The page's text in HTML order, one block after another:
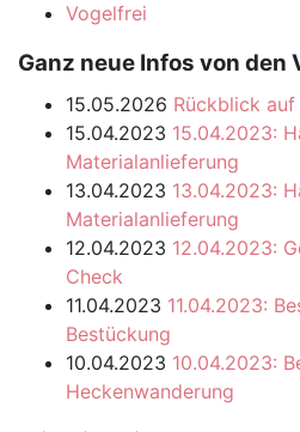
Vogelfrei
Ganz neue Infos von den
15.05.2026 Rückblick
15.04.2023 15.04.2023:
Materialanlieferung
13.04.2023 13.04.2023:
Materialanlieferung
12.04.2023 12.04.2023:
Check
11.04.2023 11.04.2023:
Bestückung
10.04.2023 10.04.2023:
Heckenwanderung